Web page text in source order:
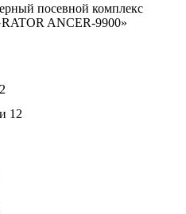
посевной комплекс
ANCER-9900»
12